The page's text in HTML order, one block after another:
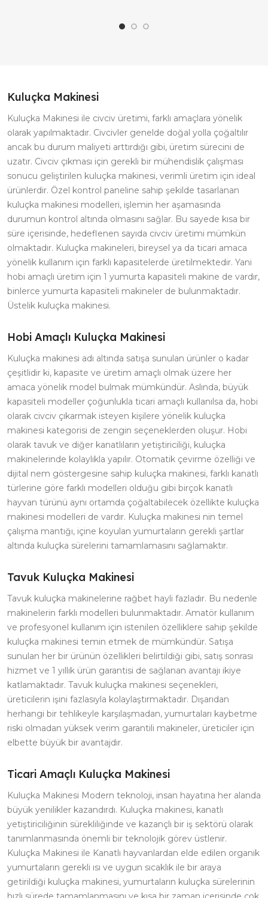
Kuluçka Makinesi
Kuluçka Makinesi ile civciv üretimi, farklı amaçlara yönelik
olarak yapılmaktadır. Civcivler genelde doğal yolla çoğaltılır
ancak bu durum maliyeti arttırdığı gibi, üretim sürecini de
uzatır. Civciv çıkması için gerekli bir mühendislik çalışması
sonucu geliştirilen kuluçka makinesi, verimli üretim için ideal
ürünlerdir. Özel kontrol paneline sahip şekilde tasarlanan
kuluçka makinesi modelleri, işlemin her aşamasında
durumun kontrol altında olmasını sağlar. Bu sayede kısa bir
süre içerisinde, hedeflenen sayıda civciv üretimi mümkün
olmaktadır. Kuluçka makineleri, bireysel ya da ticari amaca
yönelik kullanım için farklı kapasitelerde üretilmektedir. Yani
hobi amaçlı üretim için 1 yumurta kapasiteli makine de vardır,
binlerce yumurta kapasiteli makineler de bulunmaktadır.
Üstelik kuluçka makinesi.
Hobi Amaçlı Kuluçka Makinesi
Kuluçka makinesi adı altında satışa sunulan ürünler o kadar
çeşitlidir ki, kapasite ve üretim amaçlı olmak üzere her
amaca yönelik model bulmak mümkündür. Aslında, büyük
kapasiteli modeller çoğunlukla ticari amaçlı kullanılsa da, hobi
olarak civciv çıkarmak isteyen kişilere yönelik kuluçka
makinesi kategorisi de zengin seçeneklerden oluşur. Hobi
olarak tavuk ve diğer kanatlıların yetiştiriciliği, kuluçka
makinelerinde kolaylıkla yapılır. Otomatik çevirme özelliği ve
dijital nem göstergesine sahip kuluçka makinesi, farklı kanatlı
türlerine göre farklı modelleri olduğu gibi birçok kanatlı
hayvan türünü aynı ortamda çoğaltabilecek özellikte kuluçka
makinesi modelleri de vardır. Kuluçka makinesi nin temel
çalışma mantığı, içine koyulan yumurtaların gerekli şartlar
altında kuluçka sürelerini tamamlamasını sağlamaktır.
Tavuk Kuluçka Makinesi
Tavuk kuluçka makinelerine rağbet hayli fazladır. Bu nedenle
makinelerin farklı modelleri bulunmaktadır. Amatör kullanım
ve profesyonel kullanım için istenilen özelliklere sahip şekilde
kuluçka makinesi temin etmek de mümkündür. Satışa
sunulan her bir ürünün özellikleri belirtildiği gibi, satış sonrası
hizmet ve 1 yıllık ürün garantisi de sağlanan avantajı ikiye
katlamaktadır. Tavuk kuluçka makinesi seçenekleri,
üreticilerin işini fazlasıyla kolaylaştırmaktadır. Dışarıdan
herhangi bir tehlikeyle karşılaşmadan, yumurtaları kaybetme
riski olmadan yüksek verim garantili makineler, üreticiler için
elbette büyük bir avantajdır.
Ticari Amaçlı Kuluçka Makinesi
Kuluçka Makinesi Modern teknoloji, insan hayatına her alanda
büyük yenilikler kazandırdı. Kuluçka makinesi, kanatlı
yetiştiriciliğinin sürekliliğinde ve kazançlı bir iş sektörü olarak
tanımlanmasında önemli bir teknolojik görev üstlenir.
Kuluçka Makinesi ile Kanatlı hayvanlardan elde edilen organik
yumurtaların gerekli ısı ve uygun sıcaklık ile bir araya
getirildiği kuluçka makinesi, yumurtaların kuluçka sürelerinin